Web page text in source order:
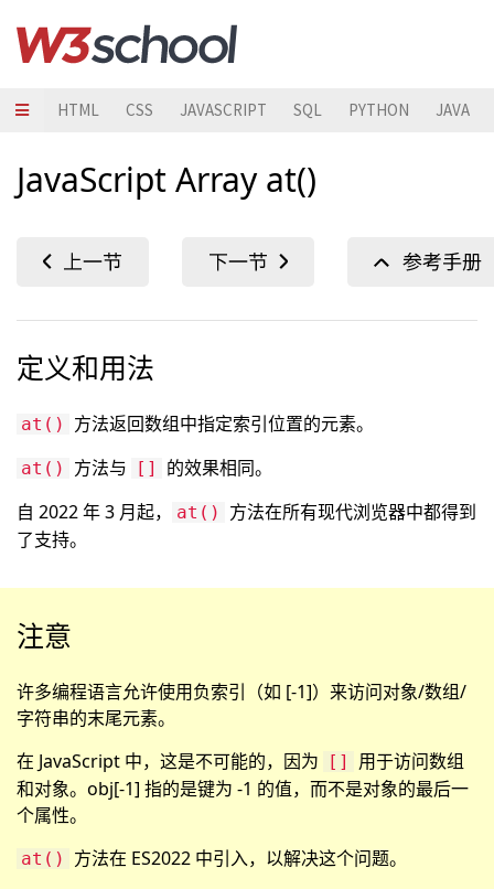
HTML CSS JAVASCRIPT SQL PYTHON JAVA
JavaScript Array at()
定义和用法
at() 方法返回数组中指定索引位置的元素。
at() 方法与 []
的效果相同。
自 2022 年 3 月起，
at()
方法在所有现代浏览器中都得到
了支持。
注意
许多编程语言允许使用负索引（如 [-1]）来访问对象/数组/
字符串的末尾元素。
在 JavaScript 中，这是不可能的，因为
[]
用于访问数组
和对象。obj[-1] 指的是键为 -1 的值，而不是对象的最后一
个属性。
at() 方法在 ES2022 中引入，以解决这个问题。